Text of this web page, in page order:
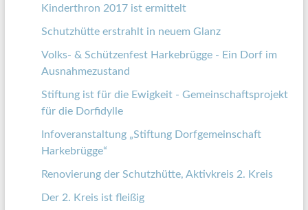
Kinderthron 2017 ist ermittelt
Schutzhütte erstrahlt in neuem Glanz
Volks- & Schützenfest Harkebrügge - Ein Dorf im
Ausnahmezustand
Stiftung ist für die Ewigkeit - Gemeinschaftsprojekt
für die Dorfidylle
Infoveranstaltung „Stiftung Dorfgemeinschaft
Harkebrügge“
Renovierung der Schutzhütte, Aktivkreis 2. Kreis
Der 2. Kreis ist fleißig